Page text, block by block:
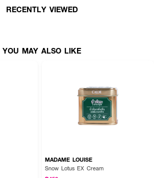
RECENTLY VIEWED
YOU MAY ALSO LIKE
MADAME LOUISE
Snow Lotus EX Cream